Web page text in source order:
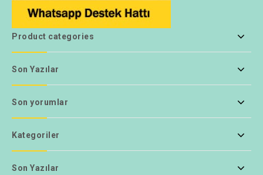
Product categories
Son Yazılar
Son yorumlar
Kategoriler
Son Yazılar